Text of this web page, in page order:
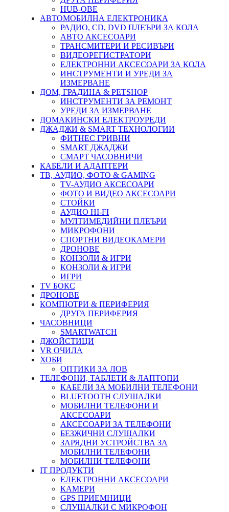
HUB-ОВЕ
АВТОМОБИЛНА ЕЛЕКТРОНИКА
РАДИО, CD, DVD ПЛЕЪРИ ЗА КОЛА
АВТО АКСЕСОАРИ
ТРАНСМИТЕРИ И РЕСИВЪРИ
ВИДЕОРЕГИСТРАТОРИ
ЕЛЕКТРОННИ АКСЕСОАРИ ЗА КОЛА
ИНСТРУМЕНТИ И УРЕДИ ЗА
ИЗМЕРВАНЕ
ДОМ, ГРАДИНА & PETSHOP
ИНСТРУМЕНТИ ЗА РЕМОНТ
УРЕДИ ЗА ИЗМЕРВАНЕ
ДОМАКИНСКИ ЕЛЕКТРОУРЕДИ
ДЖАДЖИ & SMART ТЕХНОЛОГИИ
ФИТНЕС ГРИВНИ
SMART ДЖАДЖИ
СМАРТ ЧАСОВНИЧИ
КАБЕЛИ И АДАПТЕРИ
ТВ, АУДИО, ФОТО & GAMING
TV-АУДИО АКСЕСОАРИ
ФОТО И ВИДЕО АКСЕСОАРИ
СТОЙКИ
АУДИО HI-FI
МУЛТИМЕДИЙНИ ПЛЕЪРИ
МИКРОФОНИ
СПОРТНИ ВИДЕОКАМЕРИ
ДРОНОВЕ
КОНЗОЛИ & ИГРИ
КОНЗОЛИ & ИГРИ
ИГРИ
TV БОКС
ДРОНОВЕ
КОМПЮТРИ & ПЕРИФЕРИЯ
ДРУГА ПЕРИФЕРИЯ
ЧАСОВНИЦИ
SMARTWATCH
ДЖОЙСТИЦИ
VR ОЧИЛА
ХОБИ
ОПТИКИ ЗА ЛОВ
ТЕЛЕФОНИ, ТАБЛЕТИ & ЛАПТОПИ
КАБЕЛИ ЗА МОБИЛНИ ТЕЛЕФОНИ
BLUETOOTH СЛУШАЛКИ
МОБИЛНИ ТЕЛЕФОНИ И
АКСЕСОАРИ
АКСЕСОАРИ ЗА ТЕЛЕФОНИ
БЕЗЖИЧНИ СЛУШАЛКИ
ЗАРЯДНИ УСТРОЙСТВА ЗА
МОБИЛНИ ТЕЛЕФОНИ
МОБИЛНИ ТЕЛЕФОНИ
IT ПРОДУКТИ
ЕЛЕКТРОННИ АКСЕСОАРИ
КАМЕРИ
GPS ПРИЕМНИЦИ
СЛУШАЛКИ С МИКРОФОН